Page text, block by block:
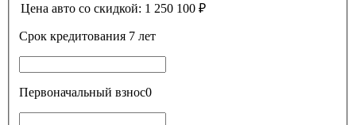
Цена авто со скидкой: 1 250 100 ₽
Срок кредитования 7 лет
Первоначальный взнос0